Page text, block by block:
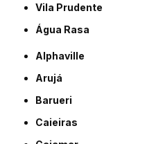
Vila Prudente
Água Rasa
Alphaville
Arujá
Barueri
Caieiras